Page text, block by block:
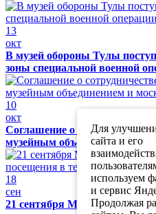
13
окт
В музей обороны Тулы
зоны специальной военной
10
окт
Соглашение о
музейным объединением и
18
сен
21 сентября Музей обороны
Для
сайта и его
используем
и сервис
Продолжая